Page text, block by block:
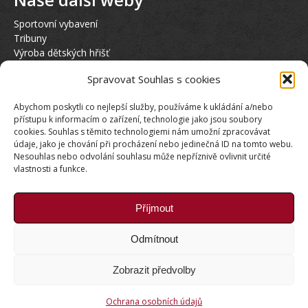
Spravovat Souhlas s cookies
Abychom poskytli co nejlepší služby, používáme k ukládání a/nebo
přístupu k informacím o zařízení, technologie jako jsou soubory
cookies. Souhlas s těmito technologiemi nám umožní zpracovávat
údaje, jako je chování při procházení nebo jedinečná ID na tomto webu.
Nesouhlas nebo odvolání souhlasu může nepříznivě ovlivnit určité
vlastnosti a funkce.
Příjmout
Odmítnout
Zobrazit předvolby
Ochrana osobních údajů
Sportovní vybavení
Tribuny
Výroba dětských hřišť
Půjčovna elektrokol KTM
Sociální sítě
Naši Partneři